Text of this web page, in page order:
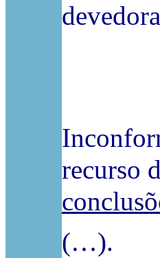
recurso
(…).